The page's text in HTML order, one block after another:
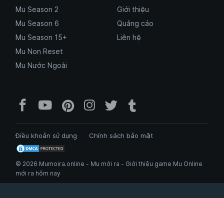
Mu Season 2
Mu Season 6
Mu Season 15+
Mu Non Reset
Mu Nước Ngoài
Giới thiệu
Quảng cáo
Liên hệ
Facebook Mu Mới Ra -
YouTube Mu Mới Ra - Kênh
Pinterest Mumoira.online -
Instagram
TwitterTumblr Mu Mới
Điều khoản sử dụng Chính sách bảo mật
© 2026 Mumoira.online - Mu mới ra - Giới thiệu game Mu Online
mới ra hôm nay